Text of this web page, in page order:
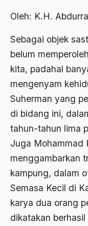
Oleh: K.H.
Sebagai objek
belum
kita, padahal
mengenyam
Suherman yang
di bidang ini,
tahun-tahun lima
Juga Mohammad
menggambarkan
kampung, dalam
Semasa Kecil di
karya dua orang
dikatakan
2011
2010
2009
2008
2007
2006
2004
2003
2002
2001
abdul wahid hasyim
Abdullah Badawi
Abdullah Sungkar
Abdullah Syafi'i
Abdurrahman
abdurrahman wahid
Abolisi
Aboulhasan Bani
abri
Abu AMrin Ibnu Alla'
Abu Bakar Ba’asyir